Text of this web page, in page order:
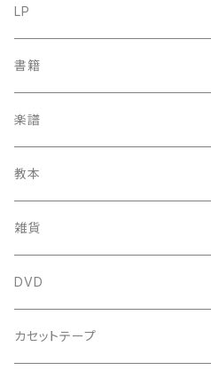
古楽
中古CD
鍋島元子関連CD
古楽以外
中古CD
LP
古楽
中古LP
鍋島元子関連LP
古楽以外
中古LP
書籍
古楽関係
中古本
新古本
古楽以外
中古本
中古本
楽譜
古楽関係
スコア
鍵盤用
古楽以外
スコア
教本
古楽関係
古楽以外
雑貨
トートバッグ
バロック
DVD
古楽
カセットテープ